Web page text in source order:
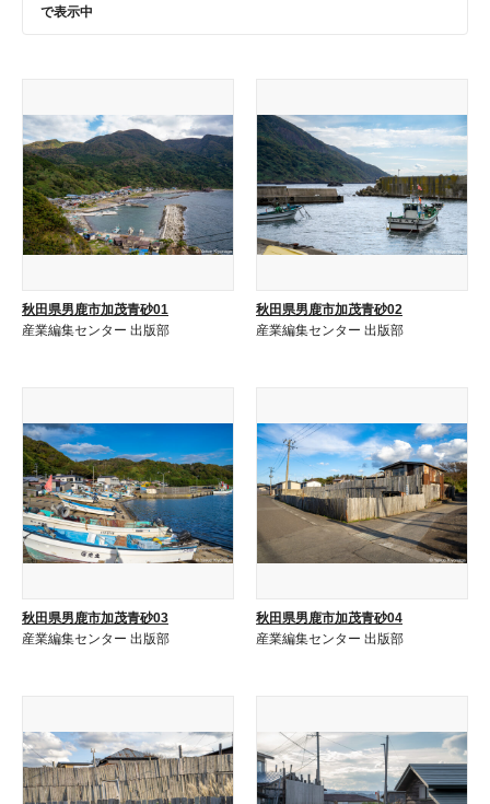
で表示中
秋田県男鹿市加茂青砂01
産業編集センター 出版部
秋田県男鹿市加茂青砂02
産業編集センター 出版部
秋田県男鹿市加茂青砂03
産業編集センター 出版部
秋田県男鹿市加茂青砂04
産業編集センター 出版部